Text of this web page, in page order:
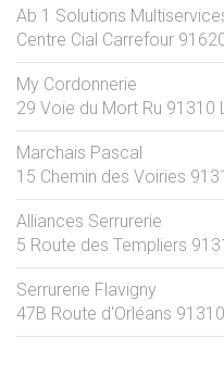
Ab 1 Solutions
Centre Cial Carrefour
My Cordonnerie
29 Voie du Mort Ru 91310
Marchais Pascal
15 Chemin des Voiries
Alliances Serrurerie
5 Route des Templiers
Serrurerie Flavigny
47B Route d'Orléans 91310